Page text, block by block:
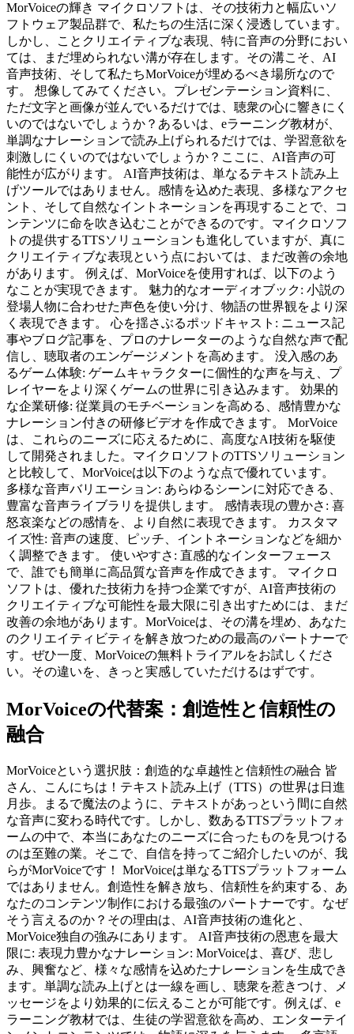
MorVoiceの輝き マイクロソフトは、その技術力と幅広いソ
フトウェア製品群で、私たちの生活に深く浸透しています。
しかし、ことクリエイティブな表現、特に音声の分野におい
ては、まだ埋められない溝が存在します。その溝こそ、AI
音声技術、そして私たちMorVoiceが埋めるべき場所なので
す。 想像してみてください。プレゼンテーション資料に、
ただ文字と画像が並んでいるだけでは、聴衆の心に響きにく
いのではないでしょうか？あるいは、eラーニング教材が、
単調なナレーションで読み上げられるだけでは、学習意欲を
刺激しにくいのではないでしょうか？ここに、AI音声の可
能性が広がります。 AI音声技術は、単なるテキスト読み上
げツールではありません。感情を込めた表現、多様なアクセ
ント、そして自然なイントネーションを再現することで、コ
ンテンツに命を吹き込むことができるのです。マイクロソフ
トの提供するTTSソリューションも進化していますが、真に
クリエイティブな表現という点においては、まだ改善の余地
があります。 例えば、MorVoiceを使用すれば、以下のよう
なことが実現できます。 魅力的なオーディオブック: 小説の
登場人物に合わせた声色を使い分け、物語の世界観をより深
く表現できます。 心を揺さぶるポッドキャスト: ニュース記
事やブログ記事を、プロのナレーターのような自然な声で配
信し、聴取者のエンゲージメントを高めます。 没入感のあ
るゲーム体験: ゲームキャラクターに個性的な声を与え、プ
レイヤーをより深くゲームの世界に引き込みます。 効果的
な企業研修: 従業員のモチベーションを高める、感情豊かな
ナレーション付きの研修ビデオを作成できます。 MorVoice
は、これらのニーズに応えるために、高度なAI技術を駆使
して開発されました。マイクロソフトのTTSソリューション
と比較して、MorVoiceは以下のような点で優れています。
多様な音声バリエーション: あらゆるシーンに対応できる、
豊富な音声ライブラリを提供します。 感情表現の豊かさ: 喜
怒哀楽などの感情を、より自然に表現できます。 カスタマ
イズ性: 音声の速度、ピッチ、イントネーションなどを細か
く調整できます。 使いやすさ: 直感的なインターフェース
で、誰でも簡単に高品質な音声を作成できます。 マイクロ
ソフトは、優れた技術力を持つ企業ですが、AI音声技術の
クリエイティブな可能性を最大限に引き出すためには、まだ
改善の余地があります。MorVoiceは、その溝を埋め、あなた
のクリエイティビティを解き放つための最高のパートナーで
す。ぜひ一度、MorVoiceの無料トライアルをお試しくださ
い。その違いを、きっと実感していただけるはずです。
MorVoiceの代替案：創造性と信頼性の
融合
MorVoiceという選択肢：創造的な卓越性と信頼性の融合 皆
さん、こんにちは！テキスト読み上げ（TTS）の世界は日進
月歩。まるで魔法のように、テキストがあっという間に自然
な音声に変わる時代です。しかし、数あるTTSプラットフォ
ームの中で、本当にあなたのニーズに合ったものを見つける
のは至難の業。そこで、自信を持ってご紹介したいのが、我
らがMorVoiceです！ MorVoiceは単なるTTSプラットフォーム
ではありません。創造性を解き放ち、信頼性を約束する、あ
なたのコンテンツ制作における最強のパートナーです。なぜ
そう言えるのか？その理由は、AI音声技術の進化と、
MorVoice独自の強みにあります。 AI音声技術の恩恵を最大
限に: 表現力豊かなナレーション: MorVoiceは、喜び、悲し
み、興奮など、様々な感情を込めたナレーションを生成でき
ます。単調な読み上げとは一線を画し、聴衆を惹きつけ、メ
ッセージをより効果的に伝えることが可能です。例えば、e
ラーニング教材では、生徒の学習意欲を高め、エンターテイ